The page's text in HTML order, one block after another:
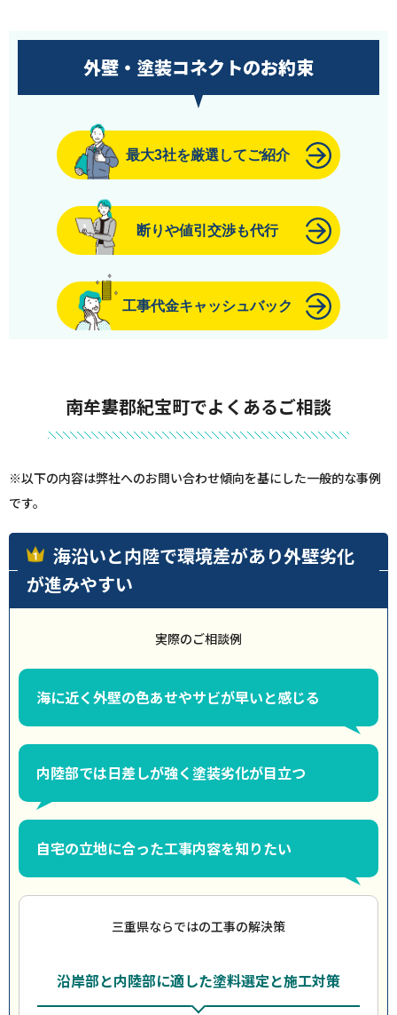
外壁・塗装コネクトのお約束
最大3社を厳選してご紹介
断りや値引交渉も代行
工事代金キャッシュバック
南牟婁郡紀宝町でよくあるご相談
※以下の内容は弊社へのお問い合わせ傾向を基にした一般的な事例
です。
海沿いと内陸で環境差があり外壁劣化
が進みやすい
実際のご相談例
海に近く外壁の色あせやサビが早いと感じる
内陸部では日差しが強く塗装劣化が目立つ
自宅の立地に合った工事内容を知りたい
三重県ならではの工事の解決策
沿岸部と内陸部に適した塗料選定と施工対策